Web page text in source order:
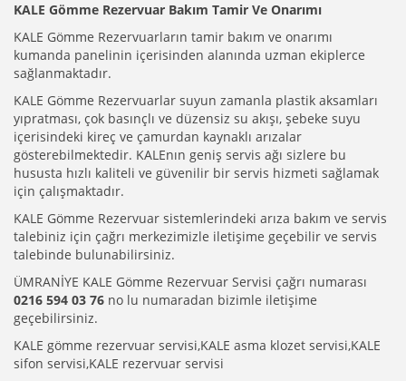
KALE Gömme Rezervuar Bakım Tamir Ve Onarımı
KALE Gömme Rezervuarların tamir bakım ve onarımı
kumanda panelinin içerisinden alanında uzman ekiplerce
sağlanmaktadır.
KALE Gömme Rezervuarlar suyun zamanla plastik aksamları
yıpratması, çok basınçlı ve düzensiz su akışı, şebeke suyu
içerisindeki kireç ve çamurdan kaynaklı arızalar
gösterebilmektedir. KALEnın geniş servis ağı sizlere bu
hususta hızlı kaliteli ve güvenilir bir servis hizmeti sağlamak
için çalışmaktadır.
KALE Gömme Rezervuar sistemlerindeki arıza bakım ve servis
talebiniz için çağrı merkezimizle iletişime geçebilir ve servis
talebinde bulunabilirsiniz.
ÜMRANİYE KALE Gömme Rezervuar Servisi çağrı numarası
0216 594 03 76 no lu numaradan bizimle iletişime
geçebilirsiniz.
KALE gömme rezervuar servisi,KALE asma klozet servisi,KALE
sifon servisi,KALE rezervuar servisi